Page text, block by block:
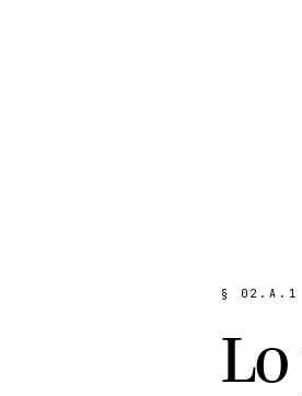
§ 0 2 .A . 1
Lo